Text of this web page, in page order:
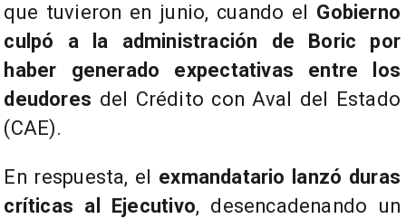
que tuvieron en junio, cuando el Gobierno
culpó a la administración de Boric por
haber generado expectativas entre los
deudores del Crédito con Aval del Estado
(CAE).
En respuesta, el exmandatario lanzó duras
críticas al Ejecutivo, desencadenando un